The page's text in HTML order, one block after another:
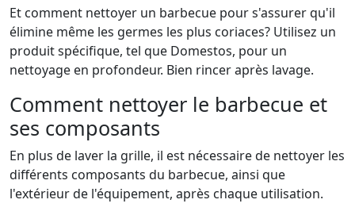
Et comment nettoyer un barbecue pour s'assurer qu'il
élimine même les germes les plus coriaces? Utilisez un
produit spécifique, tel que Domestos, pour un
nettoyage en profondeur. Bien rincer après lavage.
Comment nettoyer le barbecue et
ses composants
En plus de laver la grille, il est nécessaire de nettoyer les
différents composants du barbecue, ainsi que
l'extérieur de l'équipement, après chaque utilisation.